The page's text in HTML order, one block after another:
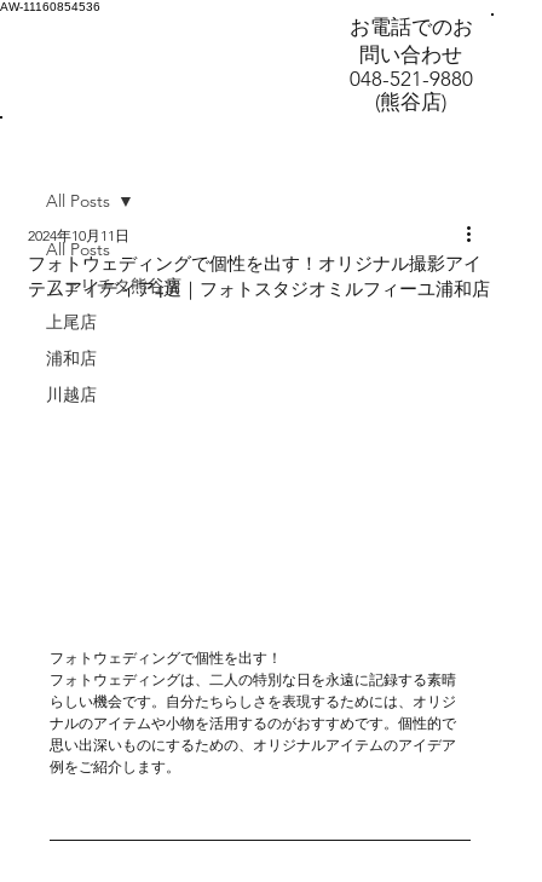
AW-11160854536
お電話でのお
問い合わせ
048-521-9880
(熊谷店)
All Posts
フェリチタ熊谷店
上尾店
浦和店
川越店
All Posts
フォトウェディングで個性を出す！オリジナル撮影アイ
テムアイディア4選｜フォトスタジオミルフィーユ浦和店
2024年10月11日
フォトウェディングで個性を出す！
フォトウェディングは、二人の特別な日を永遠に記録する素晴
らしい機会です。自分たちらしさを表現するためには、オリジ
ナルのアイテムや小物を活用するのがおすすめです。個性的で
思い出深いものにするための、オリジナルアイテムのアイデア
例をご紹介します。